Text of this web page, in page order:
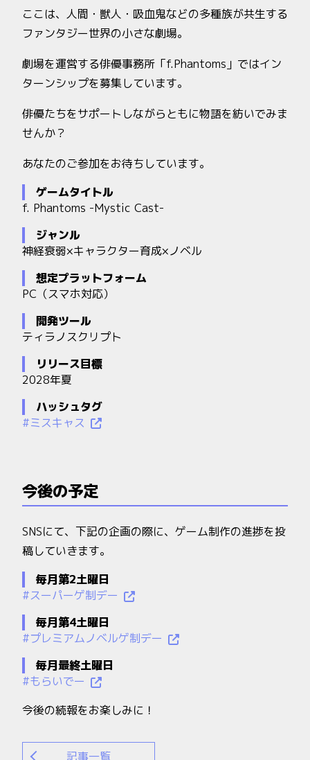
ここは、人間・獣人・吸血鬼などの多種族が共生する
ファンタジー世界の小さな劇場。
劇場を運営する俳優事務所「f.Phantoms」ではイン
ターンシップを募集しています。
俳優たちをサポートしながらともに物語を紡いでみま
せんか？
あなたのご参加をお待ちしています。
ゲームタイトル
f. Phantoms -Mystic Cast-
ジャンル
神経衰弱×キャラクター育成×ノベル
想定プラットフォーム
PC（スマホ対応）
開発ツール
ティラノスクリプト
リリース目標
2028年夏
ハッシュタグ
#ミスキャス
今後の予定
SNSにて、下記の企画の際に、ゲーム制作の進捗を投
稿していきます。
毎月第2土曜日
#スーパーゲ制デー
毎月第4土曜日
#プレミアムノベルゲ制デー
毎月最終土曜日
#もらいでー
今後の続報をお楽しみに！
記事一覧